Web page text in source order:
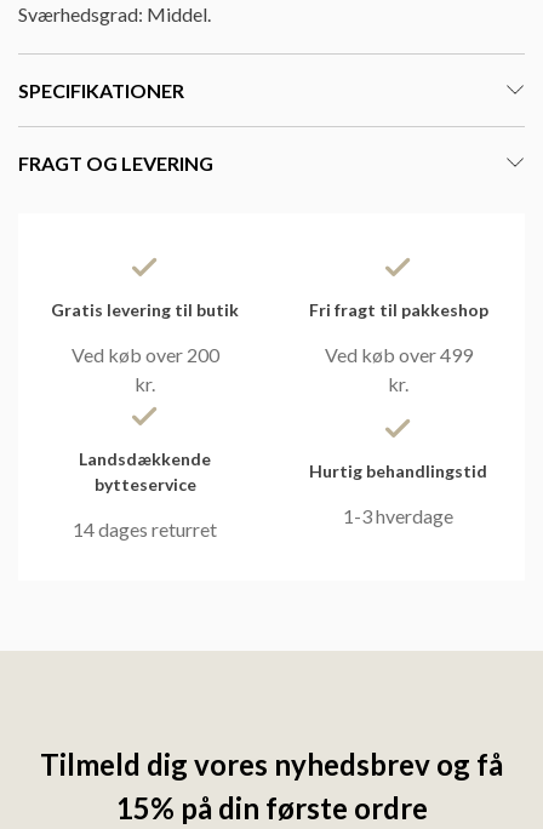
Sværhedsgrad: Middel.
SPECIFIKATIONER
FRAGT OG LEVERING
Gratis levering til butik
Ved køb over 200
kr.
Fri fragt til pakkeshop
Ved køb over 499
kr.
Landsdækkende
bytteservice
14 dages returret
Hurtig behandlingstid
1-3 hverdage
Tilmeld dig vores nyhedsbrev og få
15% på din første ordre